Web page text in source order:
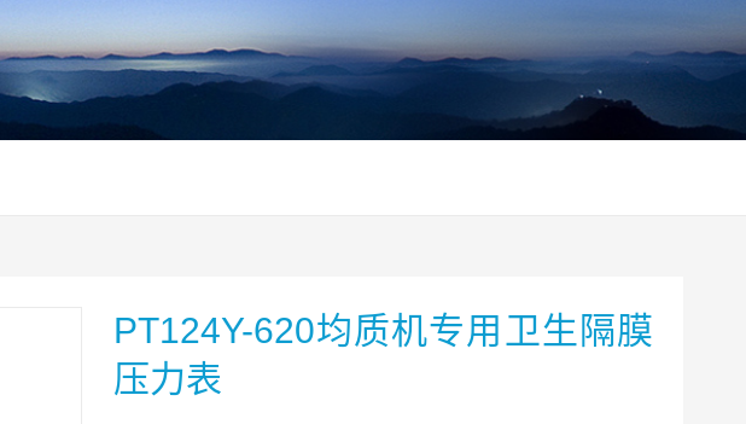
PT124Y-620均质机专用卫生隔膜
压力表